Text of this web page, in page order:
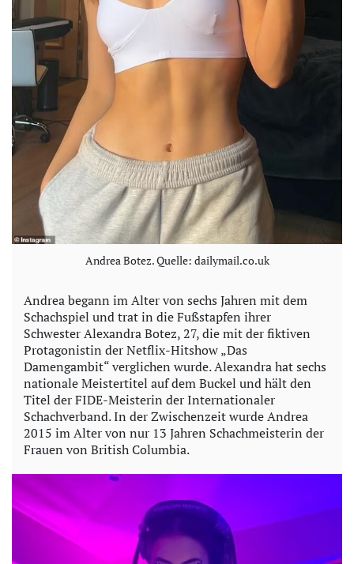
Andrea Botez. Quelle: dailymail.co.uk
Andrea begann im Alter von sechs Jahren mit dem
Schachspiel und trat in die Fußstapfen ihrer
Schwester Alexandra Botez, 27, die mit der fiktiven
Protagonistin der Netflix-Hitshow „Das
Damengambit“ verglichen wurde. Alexandra hat sechs
nationale Meistertitel auf dem Buckel und hält den
Titel der FIDE-Meisterin der Internationaler
Schachverband. In der Zwischenzeit wurde Andrea
2015 im Alter von nur 13 Jahren Schachmeisterin der
Frauen von British Columbia.